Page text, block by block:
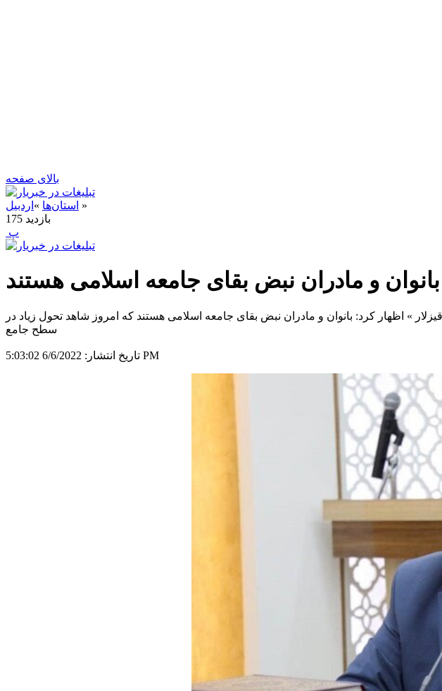
بالای صفحه
استان‌ها » اردبیل
»
175 بازدید
‍ پ
بانوان و مادران نبض بقای جامعه اسلامی هستند
» اظهار کرد: بانوان و مادران نبض بقای جامعه اسلامی هستند که امروز شاهد تحول زیاد در
سطح جامع
تاریخ انتشار: 6/6/2022 5:03:02 PM